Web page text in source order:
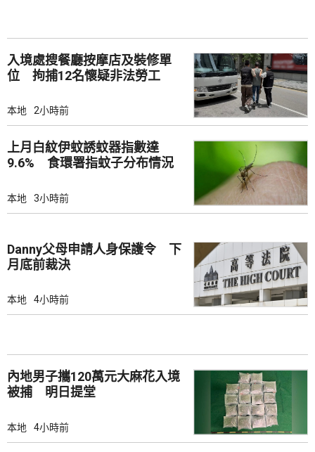
入境處搜餐廳按摩店及裝修單
位 拘捕12名懷疑非法勞工
本地 2小時前
上月白紋伊蚊誘蚊器指數達
9.6% 食環署指蚊子分布情況
本地 3小時前
Danny父母申請人身保護令 下
月底前裁決
本地 4小時前
內地男子攜120萬元大麻花入境
被捕 明日提堂
本地 4小時前